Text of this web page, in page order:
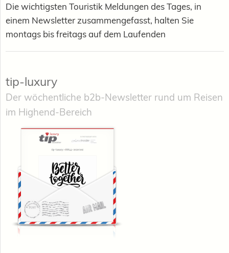
Die wichtigsten Touristik Meldungen des Tages, in
einem Newsletter zusammengefasst, halten Sie
montags bis freitags auf dem Laufenden
tip-luxury
Der wöchentliche b2b-Newsletter rund um Reisen
im Highend-Bereich